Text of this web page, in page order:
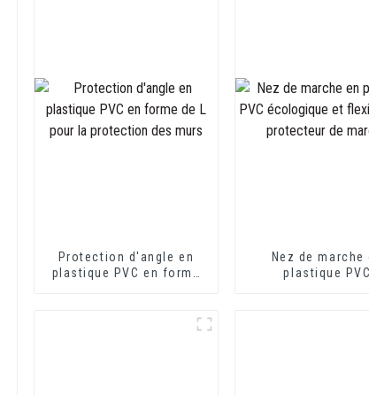
Protection d'angle en
plastique PVC en forme
Nez de marche
plastique PVC